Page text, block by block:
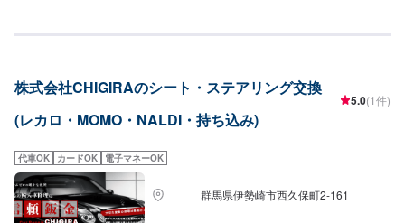
装の色あせや剥げなどお客様の大切な愛車をプロの技でお直しいたします。
いたします。フロンガス交換機有！最新車種のエアコン修理も対応できま
す！全員業界歴20年以上の大ベテランの作業員です。お客様の愛車をご安心
してお任せください！--------------------------------------------------【1】オファーに
【4】仕上がり次第納車-----------パーツ持ち込みについて-----------パーツの持
ち込み可能です。オファーにて詳細をお願い致します。【定休日・営業時
間】定休日：日曜日、祝日営業時間：8:30~17:30
株式会社CHIGIRAのシート・ステアリング交換
(レカロ・MOMO・NALDI・持ち込み)
5.0(1件)
代車OK カードOK 電子マネーOK
群馬県伊勢崎市西久保町2-161